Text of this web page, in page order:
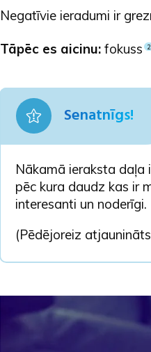
Negatīvie ieradumi ir
Tāpēc es aicinu: fokuss2
Senatnīgs!
Nākamā ieraksta daļa
pēc kura daudz kas ir
interesanti un
(Pēdējoreiz